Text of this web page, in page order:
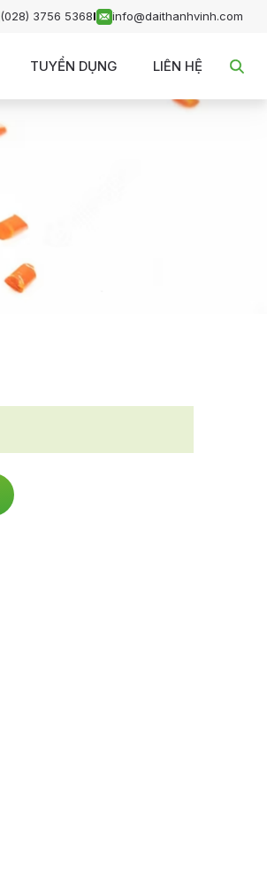
(028) 3756 5368I info@daithanhvinh.com
TUYỂN DỤNG LIÊN HỆ